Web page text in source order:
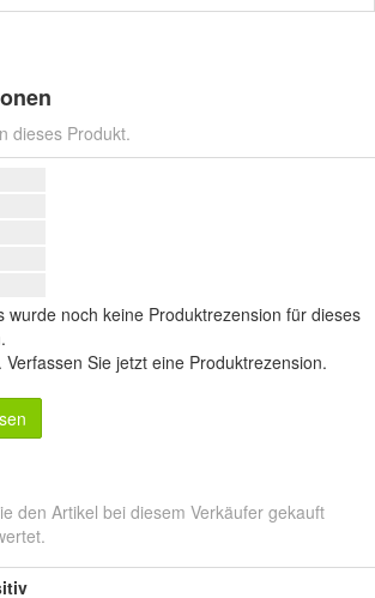
dieses Produkt.
wurde noch keine Produktrezension für dieses
Verfassen Sie jetzt eine Produktrezension.
den Artikel bei diesem Verkäufer gekauft